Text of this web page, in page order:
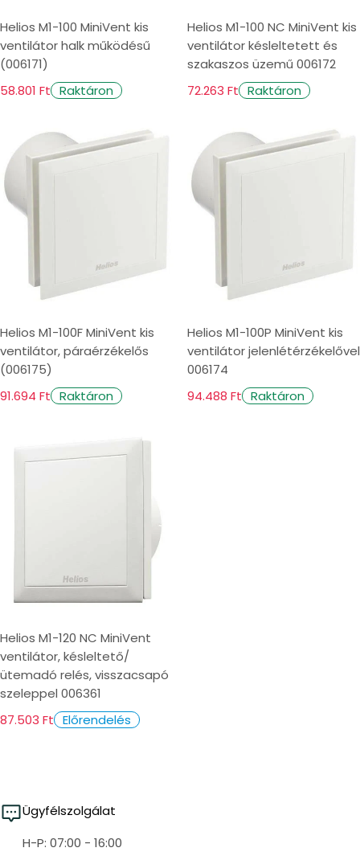
Helios M1-100 MiniVent kis
ventilátor halk működésű
(006171)
58.801 Ft Raktáron
Helios M1-100 NC MiniVent kis
ventilátor késleltetett és
szakaszos üzemű 006172
72.263 Ft Raktáron
Helios M1-100F MiniVent kis
ventilátor, páraérzékelős
(006175)
91.694 Ft Raktáron
Helios M1-100P MiniVent kis
ventilátor jelenlétérzékelővel
006174
94.488 Ft Raktáron
Helios M1-120 NC MiniVent
ventilátor, késleltető/
ütemadó relés, visszacsapó
szeleppel 006361
87.503 Ft Előrendelés
Ügyfélszolgálat
H-P: 07:00 - 16:00